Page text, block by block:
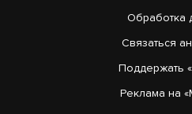
Обработка
Связаться
Поддержать
Реклама на